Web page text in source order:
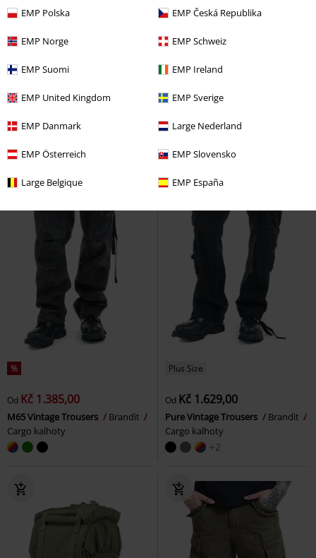
EMP Polska EMP Česká Republika
EMP Norge EMP Schweiz
EMP Suomi EMP Ireland
EMP United Kingdom EMP Sverige
EMP Danmark Large Nederland
EMP Österreich EMP Slovensko
Large Belgique EMP España
Téměř vyprodáno
Kč 1.089,00
Soho Brandit
Plus Size
Od Kč 1.629,00
MA1 Brandit
%
Od Kč 1.385,00
M65 Vintage Trousers
Brandit
Cargo kalhoty
Plus Size
Od Kč 1.629,00
Pure Vintage Trousers
Brandit
Cargo kalhoty
+2